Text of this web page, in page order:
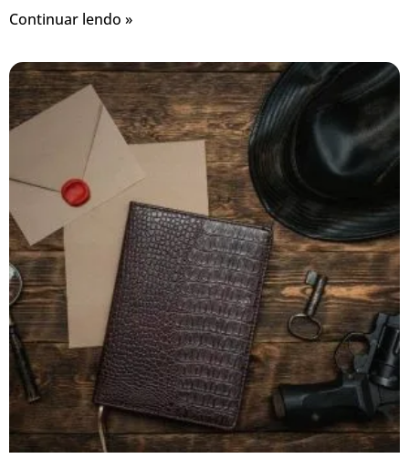
Continuar lendo »